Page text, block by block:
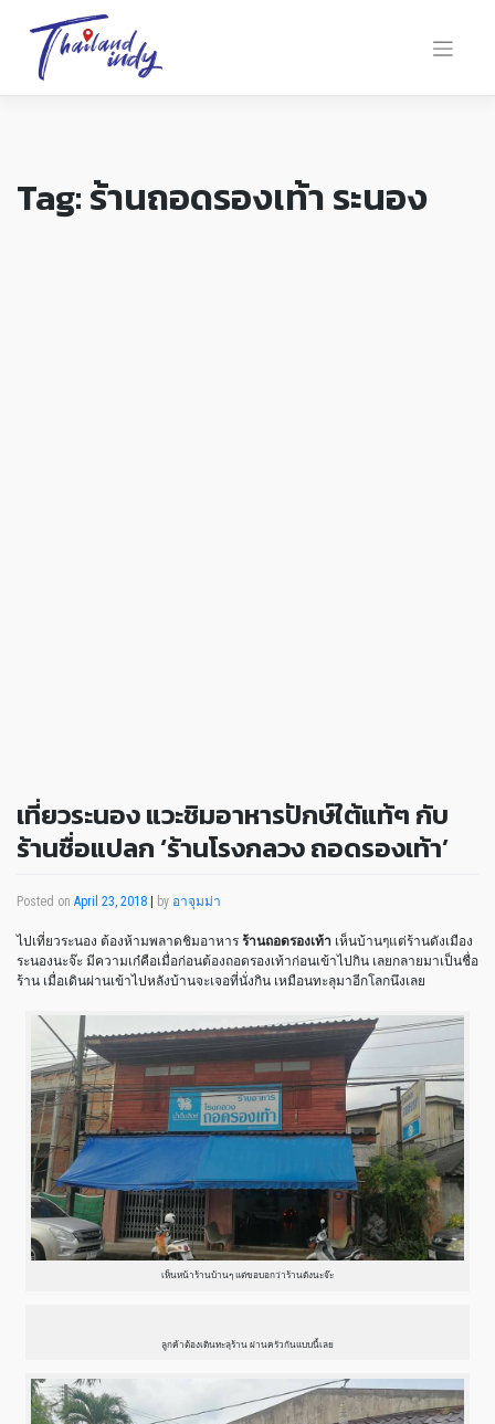
Tag:ร้านถอดรองเท้า ระนอง
เที่ยวระนอง แวะชิมอาหารปักษ์ใต้แท้ๆ กับ
ร้านชื่อแปลก ‘ร้านโรงกลวง ถอดรองเท้า’
Posted on April 23, 2018 | by อาจุมม่า
ไปเที่ยวระนอง ต้องห้ามพลาดชิมอาหาร ร้านถอดรองเท้า เห็นบ้านๆแต่ร้านดังเมือง
ระนองนะจ๊ะ มีความเก๋คือเมื่อก่อนต้องถอดรองเท้าก่อนเข้าไปกิน เลยกลายมาเป็นชื่อ
ร้าน เมื่อเดินผ่านเข้าไปหลังบ้านจะเจอที่นั่งกิน เหมือนทะลุมาอีกโลกนึงเลย
เห็นหน้าร้านบ้านๆ แต่ขอบอกว่าร้านดังนะจ๊ะ
ลูกค้าต้องเดินทะลุร้าน ผ่านครัวกันแบบนี้เลย